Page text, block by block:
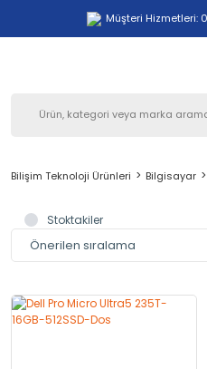
Müşteri Hizmetleri:
Bilişim Teknoloji Ürünleri Bilgisayar
Stoktakiler